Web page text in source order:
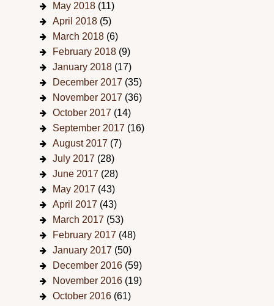
May 2018 (11)
April 2018 (5)
March 2018 (6)
February 2018 (9)
January 2018 (17)
December 2017 (35)
November 2017 (36)
October 2017 (14)
September 2017 (16)
August 2017 (7)
July 2017 (28)
June 2017 (28)
May 2017 (43)
April 2017 (43)
March 2017 (53)
February 2017 (48)
January 2017 (50)
December 2016 (59)
November 2016 (19)
October 2016 (61)